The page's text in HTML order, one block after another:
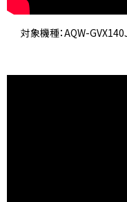
対象機種：AQW-